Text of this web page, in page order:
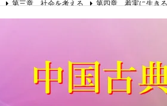
第三章 社会を考える 第四章 着実に生きる